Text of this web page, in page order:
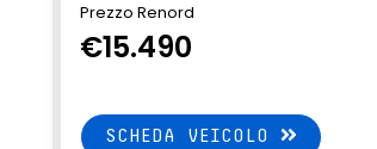
Prezzo Renord
€15.490
SCHEDA VEICOLO